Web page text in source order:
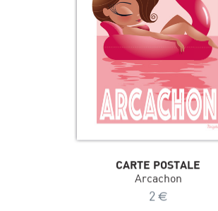
CARTE POSTALE
Arcachon
2 €